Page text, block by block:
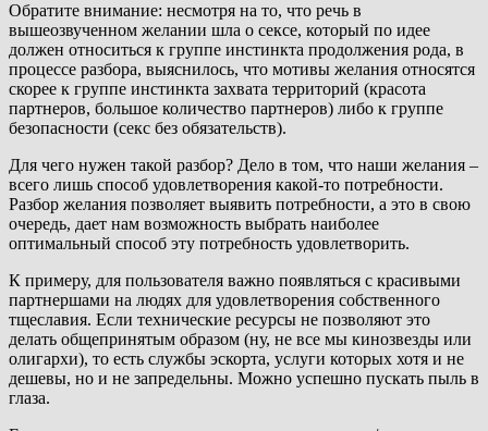
Обратите внимание: несмотря на то, что речь в
вышеозвученном желании шла о сексе, который по идее
должен относиться к группе инстинкта продолжения рода, в
процессе разбора, выяснилось, что мотивы желания относятся
скорее к группе инстинкта захвата территорий (красота
партнеров, большое количество партнеров) либо к группе
безопасности (секс без обязательств).
Для чего нужен такой разбор? Дело в том, что наши желания –
всего лишь способ удовлетворения какой-то потребности.
Разбор желания позволяет выявить потребности, а это в свою
очередь, дает нам возможность выбрать наиболее
оптимальный способ эту потребность удовлетворить.
К примеру, для пользователя важно появляться с красивыми
партнершами на людях для удовлетворения собственного
тщеславия. Если технические ресурсы не позволяют это
делать общепринятым образом (ну, не все мы кинозвезды или
олигархи), то есть службы эскорта, услуги которых хотя и не
дешевы, но и не запредельны. Можно успешно пускать пыль в
глаза.